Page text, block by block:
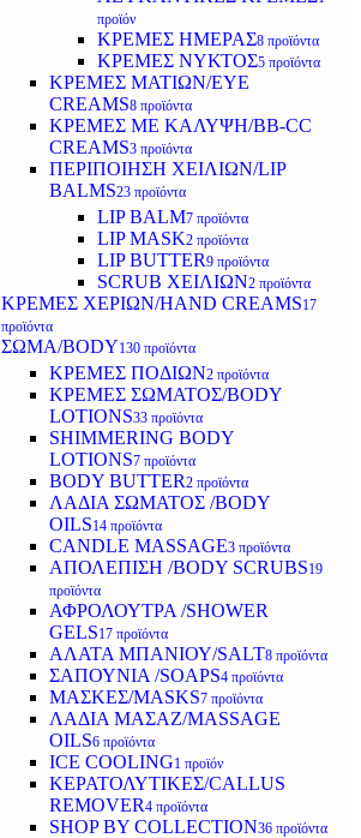
προϊόν
ΚΡΕΜΕΣ ΗΜΕΡΑΣ8 προϊόντα
ΚΡΕΜΕΣ ΝΥΚΤΟΣ5 προϊόντα
ΚΡΕΜΕΣ ΜΑΤΙΩΝ/EYE
CREAMS8 προϊόντα
ΚΡΕΜΕΣ ΜΕ ΚΑΛΥΨΗ/BB-CC
CREAMS3 προϊόντα
ΠΕΡΙΠΟΙΗΣΗ ΧΕΙΛΙΩΝ/LIP
BALMS23 προϊόντα
LIP BALM7 προϊόντα
LIP MASK2 προϊόντα
LIP BUTTER9 προϊόντα
SCRUB ΧΕΙΛΙΩΝ2 προϊόντα
ΚΡΕΜΕΣ ΧΕΡΙΩΝ/HAND CREAMS17
προϊόντα
ΣΩΜΑ/BODY130 προϊόντα
ΚΡΕΜΕΣ ΠΟΔΙΩΝ2 προϊόντα
ΚΡΕΜΕΣ ΣΩΜΑΤΟΣ/BODY
LOTIONS33 προϊόντα
SHIMMERING BODY
LOTIONS7 προϊόντα
BODY BUTTER2 προϊόντα
ΛΑΔΙΑ ΣΩΜΑΤΟΣ /BODY
OILS14 προϊόντα
CANDLE MASSAGE3 προϊόντα
ΑΠΟΛΕΠΙΣΗ /BODY SCRUBS19
προϊόντα
ΑΦΡΟΛΟΥΤΡΑ /SHOWER
GELS17 προϊόντα
ΑΛΑΤΑ ΜΠΑΝΙΟΥ/SALT8 προϊόντα
ΣΑΠΟΥΝΙΑ /SOAPS4 προϊόντα
ΜΑΣΚΕΣ/MASKS7 προϊόντα
ΛΑΔΙΑ ΜΑΣΑΖ/MASSAGE
OILS6 προϊόντα
ICE COOLING1 προϊόν
ΚΕΡΑΤΟΛΥΤΙΚΕΣ/CALLUS
REMOVER4 προϊόντα
SHOP BY COLLECTION36 προϊόντα